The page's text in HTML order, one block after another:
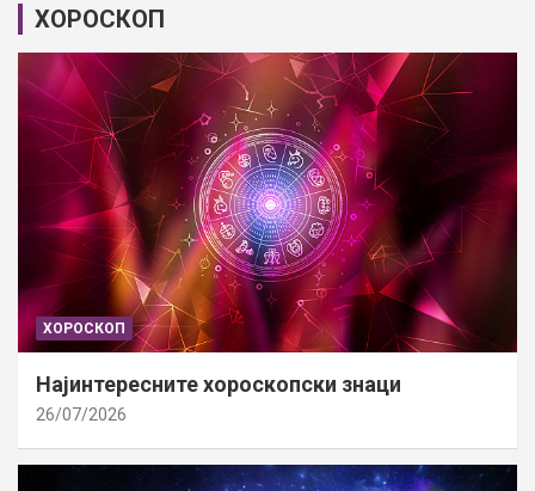
ХОРОСКОП
ХОРОСКОП
Најинтересните хороскопски знаци
26/07/2026